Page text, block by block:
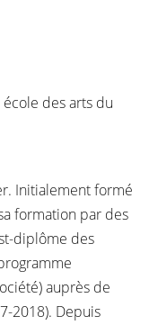
école des arts du
Initialement formé
formation par des
diplôme des
auprès de
2018). Depuis